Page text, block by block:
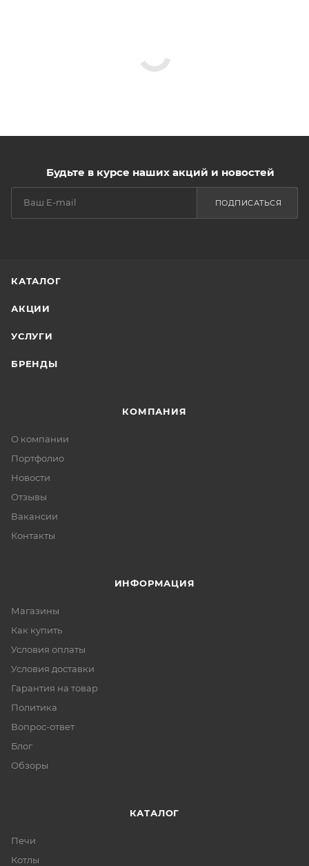
Будьте в курсе наших акций и новостей
ПОДПИСАТЬСЯ
КАТАЛОГ
АКЦИИ
УСЛУГИ
БРЕНДЫ
КОМПАНИЯ
О компании
Портфолио
Новости
Отзывы
Вакансии
Контакты
ИНФОРМАЦИЯ
Магазины
Как купить
Условия оплаты
Условия доставки
Гарантия на товар
Политика
Вопрос-ответ
Блог
Обзоры
КАТАЛОГ
Печи
Котлы